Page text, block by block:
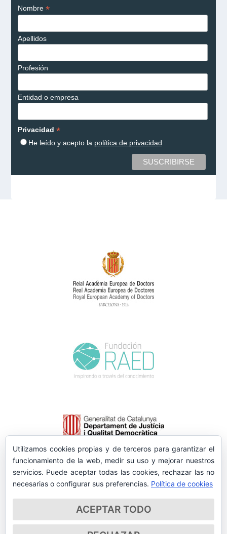
Nombre *
Apellidos
Profesión
Entidad o empresa
Privacidad *
He leído y acepto la política de privacidad
Utilizamos cookies propias y de terceros para garantizar el
funcionamiento de la web, medir su uso y mejorar nuestros
servicios. Puede aceptar todas las cookies, rechazar las no
necesarias o configurar sus preferencias. Política de cookies
ACEPTAR TODO